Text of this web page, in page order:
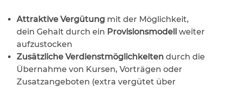
Attraktive Vergütungmit der Möglichkeit,
dein Gehalt durch ein Provisionsmodell weiter
aufzustocken
Zusätzliche Verdienstmöglichkeitendurch die
Übernahme von Kursen, Vorträgen oder
Zusatzangeboten (extra vergütet über